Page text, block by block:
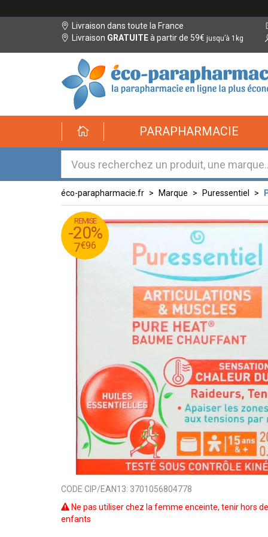
Livraison dans toute la France
Livraison GRATUITEà partir de 59€ jusqu’à 1kg
éco-
parapharmacie.fr
éco-
parapharmacie.fr
PARAPHARMACIE
éco-parapharmacie.fr Marque Puressentiel
REMISE
-20%
7€96
9
€
95
7
€
96
CODE CIP/EAN13: 3701056804778
Ne pas utiliser chez la femme enceinte, tenir hors
enfants